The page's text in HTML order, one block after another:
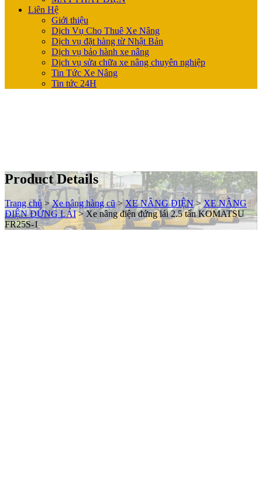
Liên Hệ
Giới thiệu
Dịch Vụ Cho Thuê Xe Nâng
Dịch vụ đặt hàng từ Nhật Bản
Dịch vụ bảo hành xe nâng
Dịch vụ sửa chữa xe nâng chuyên nghiệp
Tin Tức Xe Nâng
Tin tức 24H
Product Details
Trang chủ > Xe nâng hàng cũ > XE NÂNG ĐIỆN > XE NÂNG
ĐIỆN ĐỨNG LÁI >Xe nâng điện đứng lái 2.5 tấn KOMATSU
FR25S-1